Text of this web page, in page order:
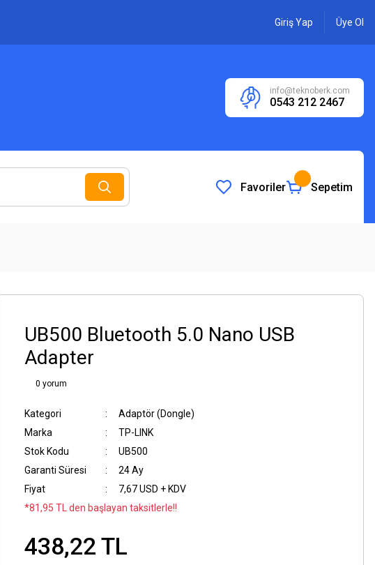
Giriş Yap Üye Ol
info@teknoberk.com
0543 212 2467
Favoriler Sepetim
UB500 Bluetooth 5.0 Nano USB
Adapter
0 yorum
Kategori
Adaptör (Dongle)
Marka
TP-LINK
Stok Kodu
UB500
Garanti Süresi
24 Ay
Fiyat
7,67 USD + KDV
*81,95 TL den başlayan taksitlerle!!
438,22 TL